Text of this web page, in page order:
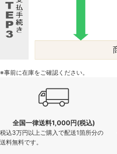
※事前に在庫をご確認ください。
全国一律送料1,000円(税込)
税込3万円以上ご購入で配送1箇所分の
送料無料です。